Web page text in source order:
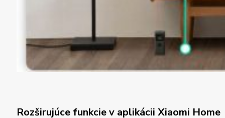
Rozširujúce funkcie v aplikácii Xiaomi Home